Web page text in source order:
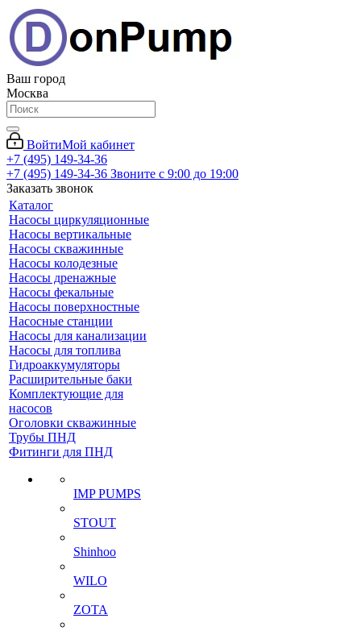
Ваш город
Москва
ВойтиМой кабинет
+7 (495) 149-34-36
+7 (495) 149-34-36 Звоните с 9:00 до 19:00
Заказать звонок
Каталог
Насосы циркуляционные
Насосы вертикальные
Насосы скважинные
Насосы колодезные
Насосы дренажные
Насосы фекальные
Насосы поверхностные
Насосные станции
Насосы для канализации
Насосы для топлива
Гидроаккумуляторы
Расширительные баки
Комплектующие для
насосов
Оголовки скважинные
Трубы ПНД
Фитинги для ПНД
IMP PUMPS
STOUT
Shinhoo
WILO
ZOTA